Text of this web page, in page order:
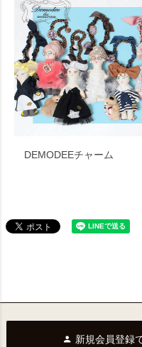
DEMODEEチャーム
新規会員登録